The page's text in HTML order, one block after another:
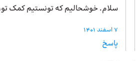
سلام. خوشحالیم که تونستیم کمک
7 اسفند 1401
پاسخ